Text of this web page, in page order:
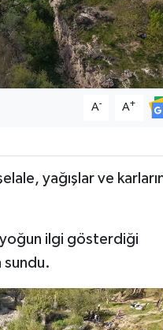
A- A+
yağışlar ve
ilgi gösterdiği
sundu.